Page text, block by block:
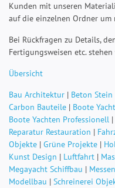
Kunden mit unseren
auf die einzelnen Ordner um
Bei Rückfragen zu Details,
Fertigungsweisen etc.
Übersicht
Bau Architektur | Beton Stein
Carbon Bauteile | Boote
Boote Yachten Professionell |
Reparatur Restauration |
Objekte | Grüne Projekte |
Kunst Design | Luftfahrt |
Megayacht Schiffbau |
Modellbau | Schreinerei